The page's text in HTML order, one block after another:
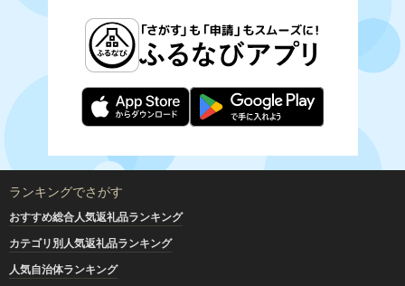
ランキングでさがす
おすすめ総合人気返礼品ランキング
カテゴリ別人気返礼品ランキング
人気自治体ランキング